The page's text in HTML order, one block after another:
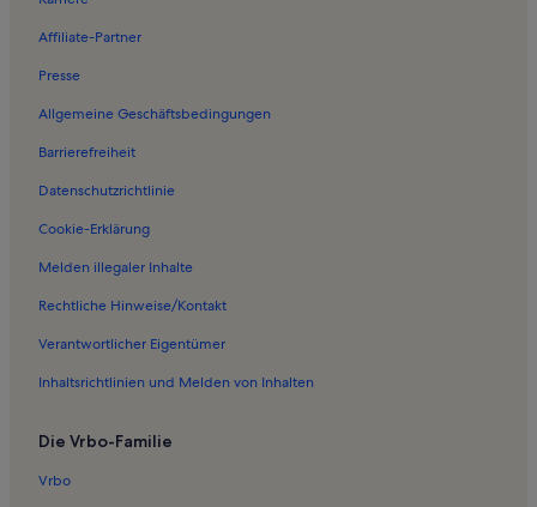
Affiliate-Partner
Presse
Allgemeine Geschäftsbedingungen
Barrierefreiheit
Datenschutzrichtlinie
Cookie-Erklärung
Melden illegaler Inhalte
Rechtliche Hinweise/Kontakt
Verantwortlicher Eigentümer
Inhaltsrichtlinien und Melden von Inhalten
Die Vrbo-Familie
Vrbo